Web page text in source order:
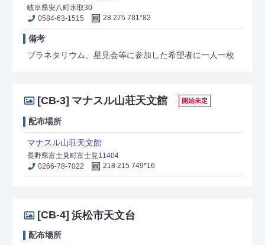
岐阜県安八町氷取30
0584-63-1515
28 275 781*82
備考
プラネタリウム、星見会等に参加した希望者に一人一枚
[CB-3] マナスル山荘天文館 開始未定
配布場所
マナスル山荘天文館
長野県富士見町富士見11404
0266-78-7022
218 215 749*16
[CB-4] 浜松市天文台
配布場所